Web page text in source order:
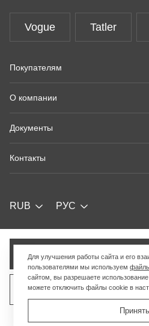
Добавить в
Продать
Vogue Tatler
Покупателям
О компании
Документы
Контакты
RUB РУС
Для улучшения работы сайта и его
пользователями мы используем
сайтом, вы разрешаете
можете отключить файлы cookie в
Принять